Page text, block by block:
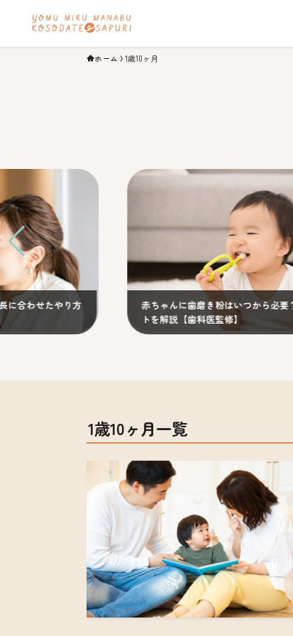
ホーム 1歳10ヶ月
赤ちゃんに歯磨き粉はいつから必要？選び方・ポイン
トを解説【歯科医監修】
1歳10ヶ月一覧